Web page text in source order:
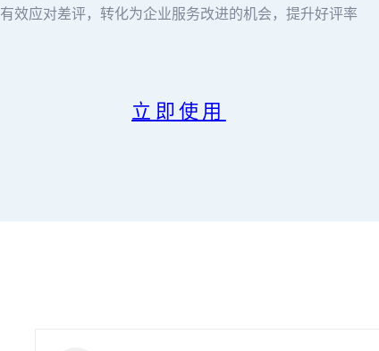
有效应对差评，转化为企业服务改进的机会，提升好评率
立即使用